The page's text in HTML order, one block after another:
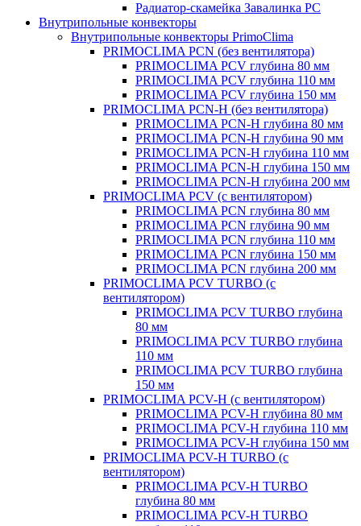
Радиатор-скамейка Завалинка РС
Внутрипольные конвекторы
Внутрипольные конвекторы PrimoClima
PRIMOCLIMA PCN (без вентилятора)
PRIMOCLIMA PCV глубина 80 мм
PRIMOCLIMA PCV глубина 110 мм
PRIMOCLIMA PCV глубина 150 мм
PRIMOCLIMA PCN-H (без вентилятора)
PRIMOCLIMA PCN-H глубина 80 мм
PRIMOCLIMA PCN-H глубина 90 мм
PRIMOCLIMA PCN-H глубина 110 мм
PRIMOCLIMA PCN-H глубина 150 мм
PRIMOCLIMA PCN-H глубина 200 мм
PRIMOCLIMA PCV (c вентилятором)
PRIMOCLIMA PCN глубина 80 мм
PRIMOCLIMA PCN глубина 90 мм
PRIMOCLIMA PCN глубина 110 мм
PRIMOCLIMA PCN глубина 150 мм
PRIMOCLIMA PCN глубина 200 мм
PRIMOCLIMA PCV TURBO (c
вентилятором)
PRIMOCLIMA PCV TURBO глубина
80 мм
PRIMOCLIMA PCV TURBO глубина
110 мм
PRIMOCLIMA PCV TURBO глубина
150 мм
PRIMOCLIMA PCV-H (c вентилятором)
PRIMOCLIMA PCV-H глубина 80 мм
PRIMOCLIMA PCV-H глубина 110 мм
PRIMOCLIMA PCV-H глубина 150 мм
PRIMOCLIMA PCV-H TURBO (c
вентилятором)
PRIMOCLIMA PCV-H TURBO
глубина 80 мм
PRIMOCLIMA PCV-H TURBO